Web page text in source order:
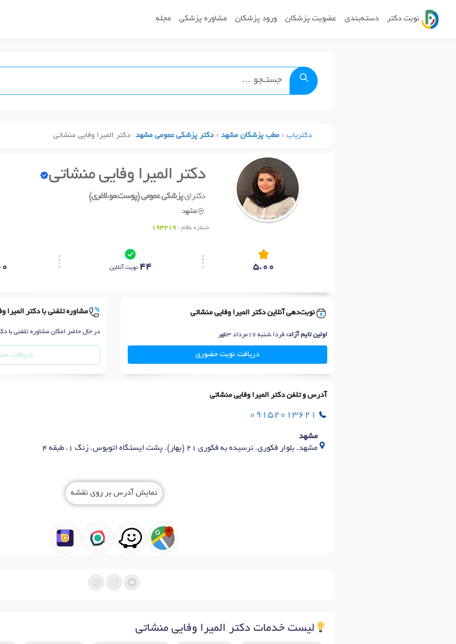
نوبت دکتر دسته‌بندی عضویت پزشکان ورود پزشکان مشاوره پزشکی مجله
دکتریاب مطب پزشکان مشهد دکتر پزشکی عمومی مشهد دکتر المیرا وفایی منشاتی
دکتر المیرا وفایی منشاتی
دکترایپزشکی عمومی (پوست،مو،لاغری)
مشهد
شماره نظام : 193219
5.00
44 نوبت آنلاین
نوبت‌دهی آنلاین دکتر المیرا وفایی منشاتی
اولین تایم آزاد: فردا شنبه 17مرداد 3ظهر
دریافت نوبت حضوری
مشاوره تلفنی با دکتر المیرا
در حال حاضر امکان مشاوره تلفنی با
دریافت
آدرس و تلفن دکتر المیرا وفایی منشاتی
09152013621
مشهد
مشهد. بلوار فکوری. نرسیده به فکوری ۲۱ (بهار). پشت ایستگاه اتوبوس. زنگ ۱. طبقه ۴
نمایش آدرس بر روی نقشه
لیست خدمات دکتر المیرا وفایی منشاتی